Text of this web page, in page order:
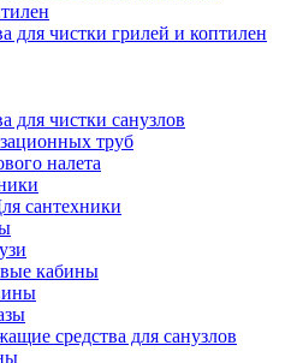
для чистки грилей и коптилен
для чистки санузлов
труб
налета
сантехники
кабины
средства для санузлов